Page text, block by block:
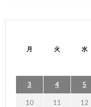
月 火 水
3 4 5
10 11 12